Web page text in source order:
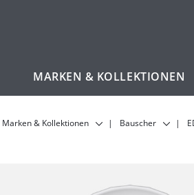
MARKEN & KOLLEKTIONEN
Marken & Kollektionen Bauscher